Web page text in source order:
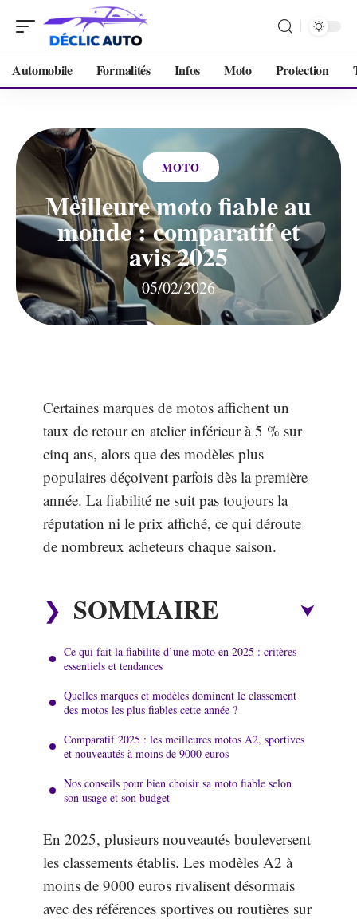
Automobile Formalités Infos Moto Protection
MOTO
Meilleure moto fiable au
monde : comparatif et
avis 2025
05/02/2026
Certaines marques de motos affichent un
taux de retour en atelier inférieur à 5 % sur
cinq ans, alors que des modèles plus
populaires déçoivent parfois dès la première
année. La fiabilité ne suit pas toujours la
réputation ni le prix affiché, ce qui déroute
de nombreux acheteurs chaque saison.
SOMMAIRE
Ce qui fait la fiabilité d’une moto en 2025 : critères
essentiels et tendances
Quelles marques et modèles dominent le classement
des motos les plus fiables cette année ?
Comparatif 2025 : les meilleures motos A2, sportives
et nouveautés à moins de 9000 euros
Nos conseils pour bien choisir sa moto fiable selon
son usage et son budget
En 2025, plusieurs nouveautés bouleversent
les classements établis. Les modèles A2 à
moins de 9000 euros rivalisent désormais
avec des références sportives ou routières sur